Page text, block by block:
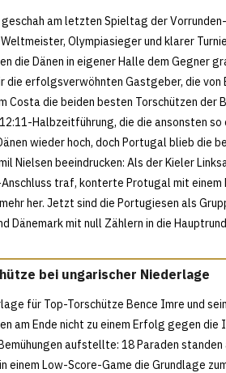
am letzten Spieltag der
Weltmeister, Olympiasieger und klarer
die Dänen in eigener Halle dem Gegner
die erfolgsverwöhnten Gastgeber, die
Costa die beiden besten Torschützen
Halbzeitführung, die die ansonsten
wieder hoch, doch Portugal blieb die
Nielsen beeindrucken: Als der Kieler
traf, konterte Protugal mit einem
her. Jetzt sind die Portugiesen als
Dänemark mit null Zählern in die
bei ungarischer Niederlage
für Top-Torschütze Bence Imre und
am Ende nicht zu einem Erfolg gegen
aufstellte: 18 Paraden
einem Low-Score-Game die Grundlage